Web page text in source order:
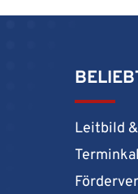
Leitbild